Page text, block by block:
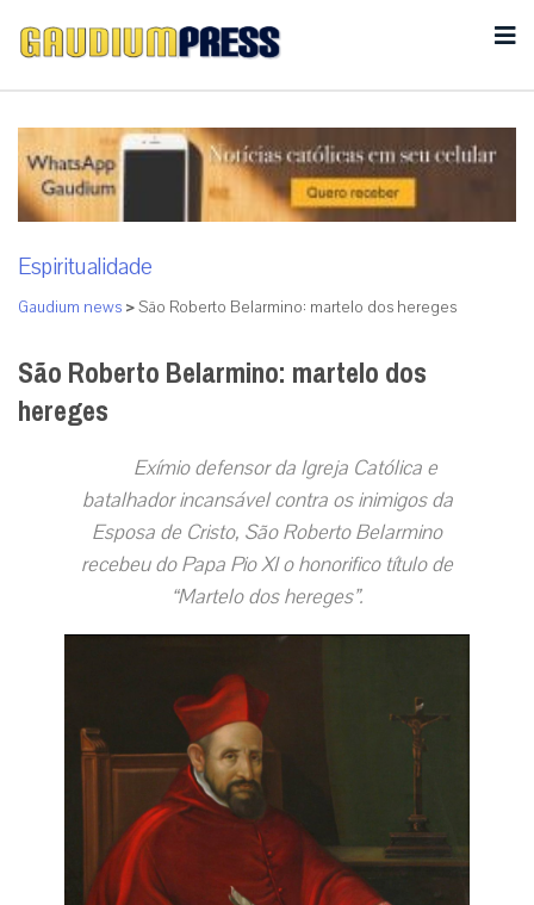
Espiritualidade
Gaudium news >São Roberto Belarmino: martelo dos hereges
São Roberto Belarmino: martelo dos
hereges
Exímio defensor da Igreja Católica e
batalhador incansável contra os inimigos da
Esposa de Cristo, São Roberto Belarmino
recebeu do Papa Pio XI o honorifico título de
“Martelo dos hereges”.